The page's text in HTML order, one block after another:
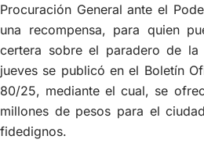
Procuración General ante el
una recompensa, para quien
certera sobre el paradero de
jueves se publicó en el Boletín
80/25, mediante el cual, se
millones de pesos para el
fidedignos.